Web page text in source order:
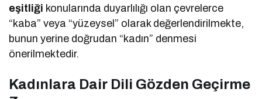
eşitliği konularında duyarlılığı olan çevrelerce
“kaba” veya “yüzeysel” olarak değerlendirilmekte,
bunun yerine doğrudan “kadın” denmesi
önerilmektedir.
Kadınlara Dair Dili Gözden Geçirme